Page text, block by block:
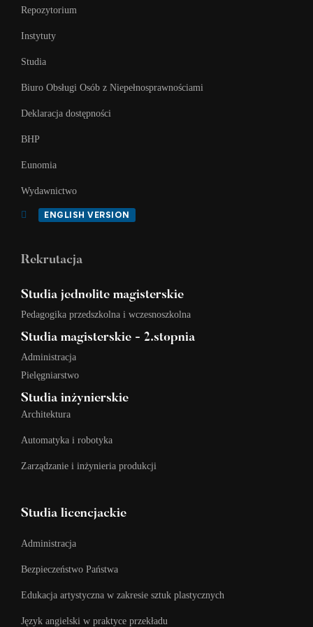
Repozytorium
Instytuty
Studia
Biuro Obsługi Osób z Niepełnosprawnościami
Deklaracja dostępności
BHP
Eunomia
Wydawnictwo
ENGLISH VERSION
Rekrutacja
Studia jednolite magisterskie
Pedagogika przedszkolna i wczesnoszkolna
Studia magisterskie - 2.stopnia
Administracja
Pielęgniarstwo
Studia inżynierskie
Architektura
Automatyka i robotyka
Zarządzanie i inżynieria produkcji
Studia licencjackie
Administracja
Bezpieczeństwo Państwa
Edukacja artystyczna w zakresie sztuk plastycznych
Język angielski w praktyce przekładu